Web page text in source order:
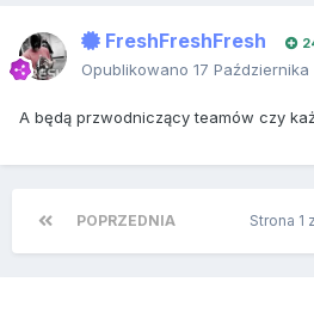
FreshFreshFresh
Opublikowano 17 Października
A będą przwodniczący teamów czy
POPRZEDNIA Strona 1